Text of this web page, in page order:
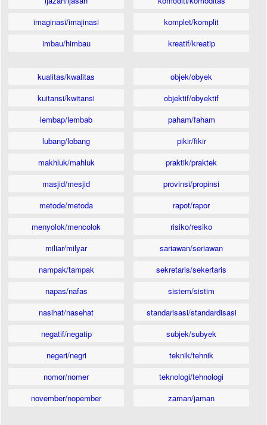
imaginasi/imajinasi
imbau/himbau
komplet/komplit
kreatif/kreatip
kualitas/kwalitas
kuitansi/kwitansi
lembap/lembab
lubang/lobang
makhluk/mahluk
masjid/mesjid
metode/metoda
menyolok/mencolok
miliar/milyar
nampak/tampak
napas/nafas
nasihat/nasehat
negatif/negatip
negeri/negri
nomor/nomer
november/nopember
objek/obyek
objektif/obyektif
paham/faham
pikir/fikir
praktik/praktek
provinsi/propinsi
rapot/rapor
risiko/resiko
sariawan/seriawan
sekretaris/sekertaris
sistem/sistim
standarisasi/standardisasi
subjek/subyek
teknik/tehnik
teknologi/tehnologi
zaman/jaman